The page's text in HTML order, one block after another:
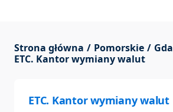
Strona główna Pomorskie
ETC. Kantor wymiany walut
ETC. Kantor wymiany walut